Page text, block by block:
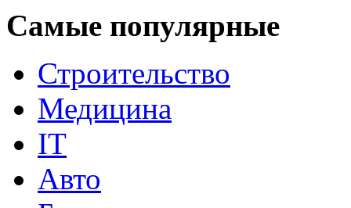
Самые популярные
Строительство
Медицина
IT
Авто